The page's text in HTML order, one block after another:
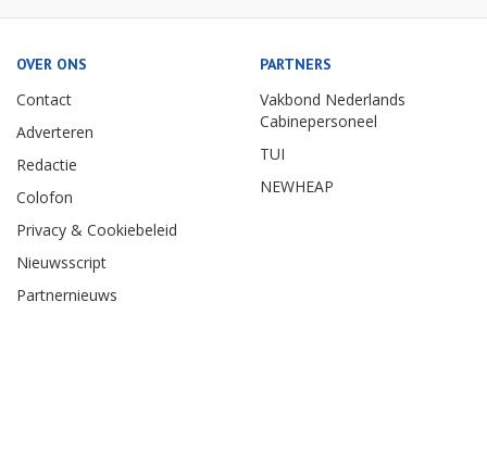
OVER ONS
Contact
Adverteren
Redactie
Colofon
Privacy & Cookiebeleid
Nieuwsscript
Partnernieuws
PARTNERS
Vakbond Nederlands
Cabinepersoneel
TUI
NEWHEAP